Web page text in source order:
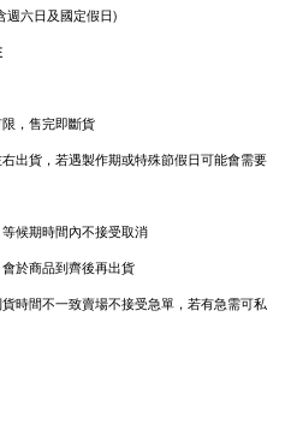
週六日及國定假日)
，售完即斷貨
出貨， 若遇製作期或特殊節假日可能會需要
候期時間內不接受取消
於商品到齊後再出貨
時間不一致賣場不接受急單，若有急需可私